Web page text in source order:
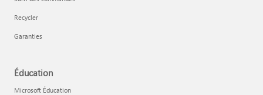
Recycler
Garanties
Éducation
Microsoft Éducation